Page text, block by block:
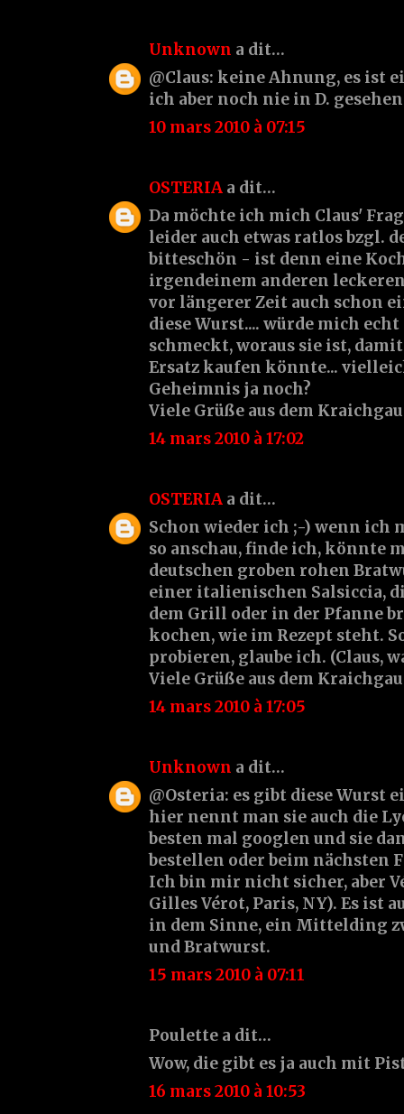
Unknown a dit…
@Claus: keine Ahnung, es ist
ich aber noch nie in D.
10 mars 2010 à 07:15
OSTERIA a dit…
Da möchte ich mich Claus'
leider auch etwas ratlos bzgl.
bitteschön - ist denn eine
irgendeinem anderen
vor längerer Zeit auch schon
diese Wurst.... würde mich
schmeckt, woraus sie ist,
Ersatz kaufen könnte...
Geheimnis ja noch?
Viele Grüße aus dem
14 mars 2010 à 17:02
OSTERIA a dit…
Schon wieder ich ;-) wenn ich
so anschau, finde ich, könnte
deutschen groben rohen
einer italienischen Salsiccia,
dem Grill oder in der Pfanne
kochen, wie im Rezept steht.
probieren, glaube ich. (Claus,
Viele Grüße aus dem
14 mars 2010 à 17:05
Unknown a dit…
@Osteria: es gibt diese Wurst
hier nennt man sie auch die
besten mal googlen und sie
bestellen oder beim nächsten
Ich bin mir nicht sicher, aber
Gilles Vérot, Paris, NY). Es ist
in dem Sinne, ein Mittelding
und Bratwurst.
15 mars 2010 à 07:11
Poulette a dit…
Wow, die gibt es ja auch mit
16 mars 2010 à 10:53